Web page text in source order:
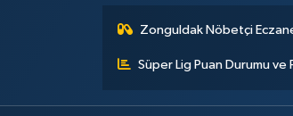
Zonguldak Nöbetçi
Süper Lig Puan Durumu ve